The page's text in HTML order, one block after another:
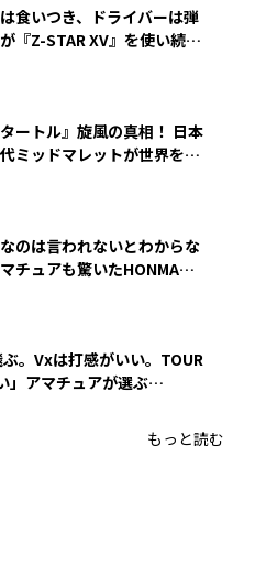
は食いつき、ドライバーは弾
『Z-STAR XV』を使い続け
ートル』旋風の真相！ 日本
ミッドマレットが世界を席
なのは言われないとわからな
チュアも驚いたHONMA
ぶ。Vxは打感がいい。TOUR
」アマチュアが選ぶ
もっと読む